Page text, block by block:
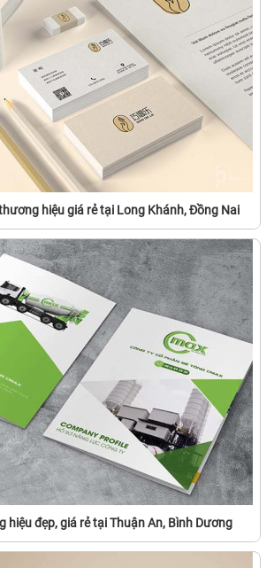
hiệu giá rẻ tại Long Khánh, Đồng Nai
hiệu đẹp, giá rẻ tại Thuận An, Bình Dương